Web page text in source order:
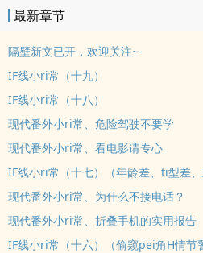
却只能在九重天一个残破藏书阁当个扫
看书吃瓜。后来她被赤瑛神君勾引上了
的shen躯和欢ai时的chuan息声，就
的朋友们请an需求自行服用。正文已完
ri常已完结。喜欢写黏糊糊的rou（形
意会到正文免费，现代番外免费，部分
已开，欢迎打赏。----------------隔壁完
市1V1隔壁新文，欢迎关注～哑炮小姐
最新章节
隔壁新文已开，欢迎关注~
IF线小ri常（十九）
IF线小ri常（十八）
现代番外小ri常、危险驾驶不要学
现代番外小ri常、看电影请专心
现代番外小ri常、为什么不接电话？
现代番外小ri常、折叠手机的实用报告
IF线小ri常（十六）（偷窥pei角H情节